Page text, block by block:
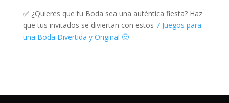
✅ ¿Quieres que tu Boda sea una auténtica fiesta? Haz
que tus invitados se diviertan con estos 7 Juegos para
una Boda Divertida y Original 🙂